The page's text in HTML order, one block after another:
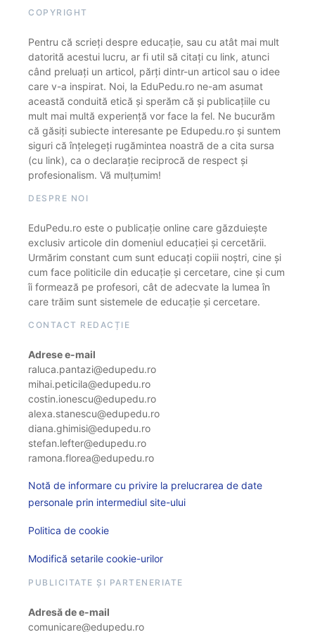
COPYRIGHT
Pentru că scrieți despre educație, sau cu atât mai mult
datorită acestui lucru, ar fi util să citați cu link, atunci
când preluați un articol, părți dintr-un articol sau o idee
care v-a inspirat. Noi, la EduPedu.ro ne-am asumat
această conduită etică și sperăm că și publicațiile cu
mult mai multă experiență vor face la fel. Ne bucurăm
că găsiți subiecte interesante pe Edupedu.ro și suntem
siguri că înțelegeți rugămintea noastră de a cita sursa
(cu link), ca o declarație reciprocă de respect și
profesionalism. Vă mulțumim!
DESPRE NOI
EduPedu.ro este o publicație online care găzduiește
exclusiv articole din domeniul educației și cercetării.
Urmărim constant cum sunt educați copiii noștri, cine și
cum face politicile din educație și cercetare, cine și cum
îi formează pe profesori, cât de adecvate la lumea în
care trăim sunt sistemele de educație și cercetare.
CONTACT REDACȚIE
Adrese e-mail
raluca.pantazi@edupedu.ro
mihai.peticila@edupedu.ro
costin.ionescu@edupedu.ro
alexa.stanescu@edupedu.ro
diana.ghimisi@edupedu.ro
stefan.lefter@edupedu.ro
ramona.florea@edupedu.ro
Notă de informare cu privire la prelucrarea de date
personale prin intermediul site-ului
Politica de cookie
Modifică setarile cookie-urilor
PUBLICITATE ȘI PARTENERIATE
Adresă de e-mail
comunicare@edupedu.ro